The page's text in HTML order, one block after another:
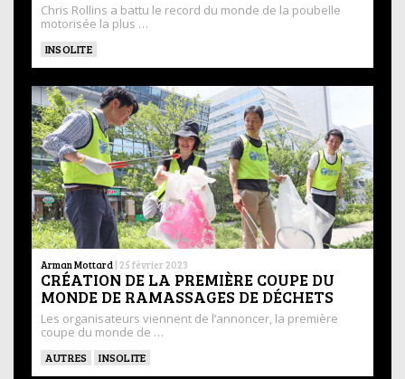
Chris Rollins a battu le record du monde de la poubelle
motorisée la plus …
INSOLITE
Arman Mottard | 25 février 2023
CRÉATION DE LA PREMIÈRE COUPE DU
MONDE DE RAMASSAGES DE DÉCHETS
Les organisateurs viennent de l’annoncer, la première
coupe du monde de …
AUTRES INSOLITE